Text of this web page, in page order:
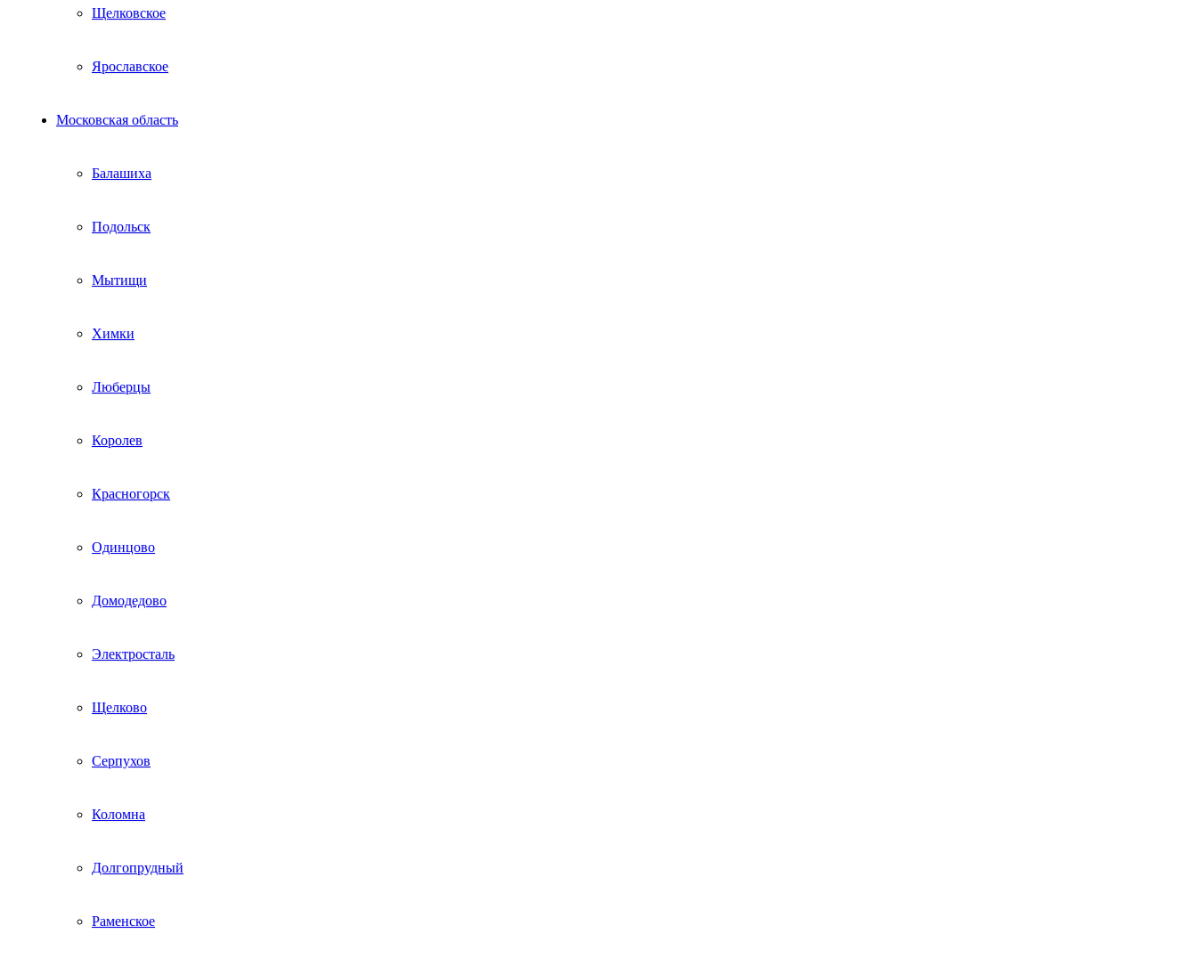
Щелковское
Ярославское
Московская область
Балашиха
Подольск
Мытищи
Химки
Люберцы
Королев
Красногорск
Одинцово
Домодедово
Электросталь
Щелково
Серпухов
Коломна
Долгопрудный
Раменское